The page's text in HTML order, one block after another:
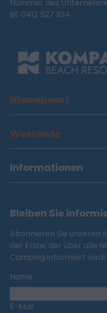
Nummer des
BE 0412 527 934
Nieuwpoort
Westende
Informationen
Bleiben Sie
Abonnieren Sie unseren
der Erste, der über alle
Camping informiert wird!
Name
E-Mail